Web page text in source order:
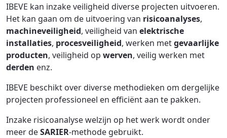
IBEVE kan inzake veiligheid diverse projecten uitvoeren.
Het kan gaan om de uitvoering van risicoanalyses,
machineveiligheid, veiligheid van elektrische
installaties, procesveiligheid, werken metgevaarlijke
producten, veiligheid op werven, veilig werken met
derden enz.
IBEVE beschikt over diverse methodieken om dergelijke
projecten professioneel en efficiënt aan te pakken.
Inzake risicoanalyse welzijn op het werk wordt onder
meer deSARIER-methode gebruikt.